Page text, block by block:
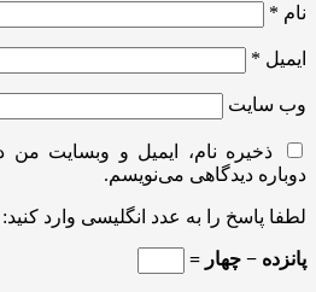
نام *
ایمیل *
وب‌ سایت
ذخیره نام، ایمیل و وبسایت من
دوباره دیدگاهی می‌نویسم.
لطفا پاسخ را به عدد انگلیسی وارد کنید:
پانزده − چهار =